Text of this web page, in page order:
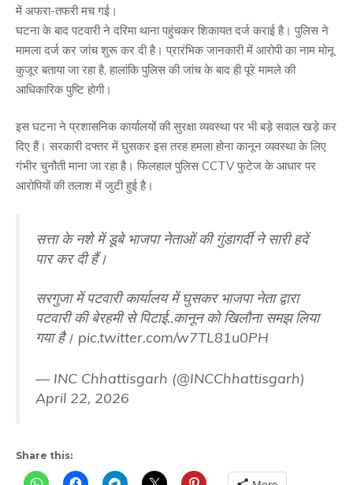
में अफरा-तफरी मच गई।
घटना के बाद पटवारी ने दरिमा थाना पहुंचकर शिकायत दर्ज कराई है। पुलिस ने
मामला दर्ज कर जांच शुरू कर दी है। प्रारंभिक जानकारी में आरोपी का नाम मोनू
कुजूर बताया जा रहा है, हालांकि पुलिस की जांच के बाद ही पूरे मामले की
आधिकारिक पुष्टि होगी।
इस घटना ने प्रशासनिक कार्यालयों की सुरक्षा व्यवस्था पर भी बड़े सवाल खड़े कर
दिए हैं। सरकारी दफ्तर में घुसकर इस तरह हमला होना कानून व्यवस्था के लिए
गंभीर चुनौती माना जा रहा है। फिलहाल पुलिस CCTV फुटेज के आधार पर
आरोपियों की तलाश में जुटी हुई है।
सत्ता के नशे में डूबे भाजपा नेताओं की गुंडागर्दी ने सारी हदें
पार कर दी हैं।
सरगुजा में पटवारी कार्यालय में घुसकर भाजपा नेता द्वारा
पटवारी की बेरहमी से पिटाई..कानून को खिलौना समझ लिया
गया है। pic.twitter.com/w7TL81u0PH
— INC Chhattisgarh (@INCChhattisgarh)
April 22, 2026
Share this: